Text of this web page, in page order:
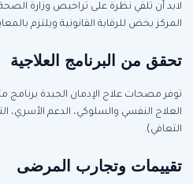
لابد أن تلقي نظرة على تراخيص وزارة الصحة
المركز يخض للرقابة القانونية ويلتزم
تحقق من البرنامج العلاجية
توفر مصحات علاج الإدمان الجيدة
العلاج النفسي والسلوكي، الدعم الأسري،
التعافي).
تقييمات وتجارب المرضى